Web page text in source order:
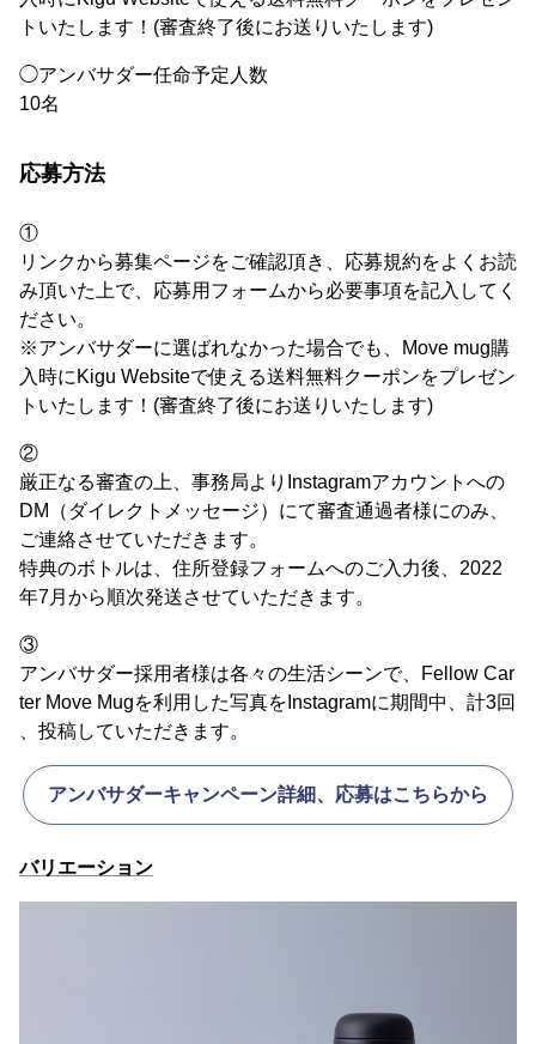
トいたします！(審査終了後にお送りいたします)
◯アンバサダー任命予定人数
10名
応募方法
①
リンクから募集ページをご確認頂き、応募規約をよくお読
み頂いた上で、応募用フォームから必要事項を記入してく
ださい。
※アンバサダーに選ばれなかった場合でも、Move mug購
入時にKigu Websiteで使える送料無料クーポンをプレゼン
トいたします！(審査終了後にお送りいたします)
②
厳正なる審査の上、事務局よりInstagramアカウントへの
DM（ダイレクトメッセージ）にて審査通過者様にのみ、
ご連絡させていただきます。
特典のボトルは、住所登録フォームへのご入力後、2022
年7月から順次発送させていただきます。
③
アンバサダー採用者様は各々の生活シーンで、Fellow Car
ter Move Mugを利用した写真をInstagramに期間中、計3回
、投稿していただきます。
アンバサダーキャンペーン詳細、応募はこちらから
バリエーション